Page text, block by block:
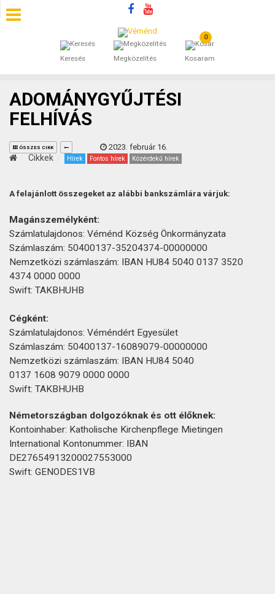
Keresés Megközelítés
0
Kosaram
SZÁLLÁSOK
ÁLTALÁNOS SZERZŐDÉSI FELTÉTELEK
KINCSES BARANYA VÉMÉND
ADOMÁNYGYŰJTÉSI
FELHÍVÁS
ÖSSZES CIKK 2023. február 16.
Cikkek Hírek Fontos hírek Közérdekű hírek
A felajánlott összegeket az alábbi bankszámlára várjuk:
Magánszemélyként:
Számlatulajdonos: Véménd Község Önkormányzata
Számlaszám: 50400137-35204374-00000000
Nemzetközi számlaszám: IBAN HU84 5040 0137 3520
4374 0000 0000
Swift: TAKBHUHB
Cégként:
Számlatulajdonos: Véméndért Egyesület
Számlaszám: 50400137-16089079-00000000
Nemzetközi számlaszám: IBAN HU84 5040
0137 1608 9079 0000 0000
Swift: TAKBHUHB
Németországban dolgozóknak és ott élőknek:
Kontoinhaber: Katholische Kirchenpflege Mietingen
International Kontonummer: IBAN
DE27654913200027553000
Swift: GENODES1VB